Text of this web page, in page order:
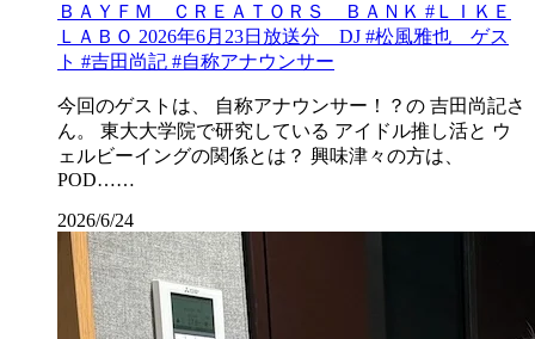
ＢＡＹＦＭ ＣＲＥＡＴＯＲＳ ＢＡＮＫ #ＬＩＫＥ
ＬＡＢＯ 2026年6月23日放送分 DJ #松風雅也 ゲス
ト #吉田尚記 #自称アナウンサー
今回のゲストは、 自称アナウンサー！？の 吉田尚記さ
ん。 東大大学院で研究している アイドル推し活と ウ
ェルビーイングの関係とは？ 興味津々の方は、
POD……
2026/6/24